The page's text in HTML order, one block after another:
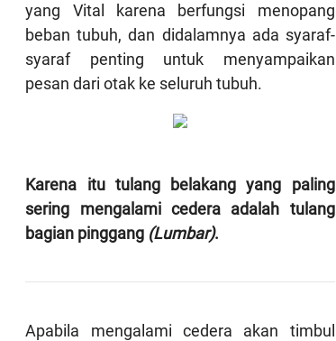
yang Vital karena berfungsi menopang
beban tubuh, dan didalamnya ada syaraf-
syaraf penting untuk menyampaikan
pesan dari otak ke seluruh tubuh.
Karena itu tulang belakang yang paling
sering mengalami cedera adalah tulang
bagian pinggang (Lumbar).
Apabila mengalami cedera akan timbul